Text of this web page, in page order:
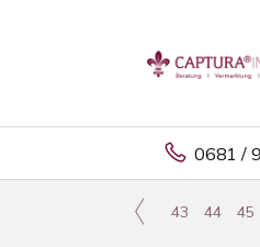
0681 /
43 44 45